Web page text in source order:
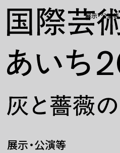
展示・公演等
ニュース 一覧
WEBマガジン
展示・公演等
イベント
展示・公演等